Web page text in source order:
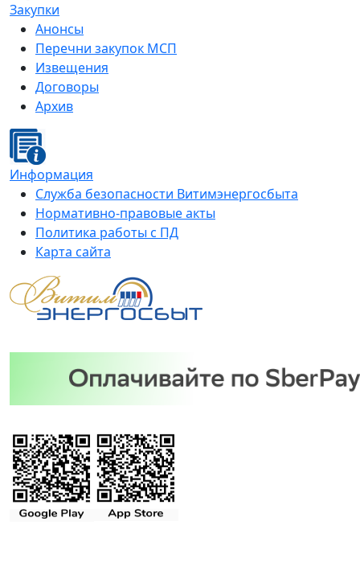
Закупки
Анонсы
Перечни закупок МСП
Извещения
Договоры
Архив
Информация
Служба безопасности Витимэнергосбыта
Нормативно-правовые акты
Политика работы с ПД
Карта сайта